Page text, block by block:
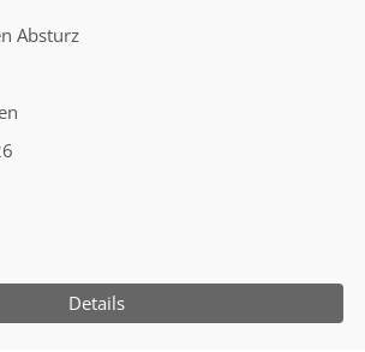
Absturz
Details